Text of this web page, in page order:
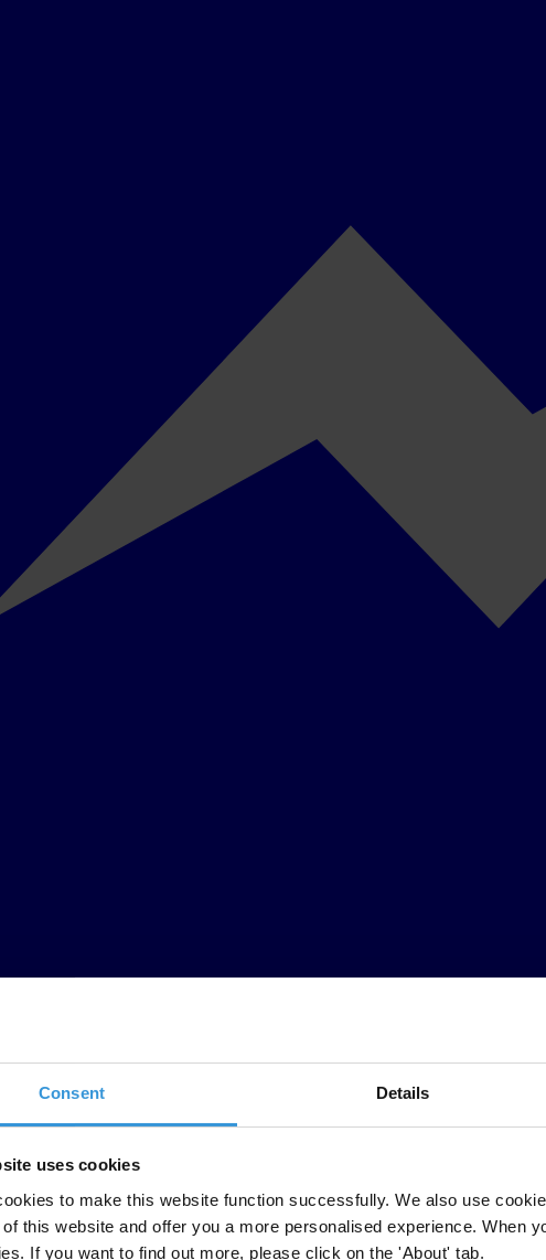
Consent Details
uses cookies
to make this website function successfully. We also use
this website and offer you a more personalised experience. When
If you want to find out more, please click on the 'About' tab.
Los partidos políticos y los candidatos necesitan de todo tipo de
o que no es clara da lugar a que los derechos adquiridos que tienen gran